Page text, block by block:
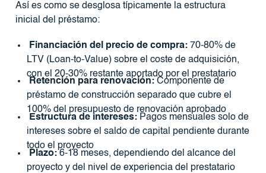
Así es como se desglosa típicamente la estructura
inicial del préstamo:
Financiación del precio de compra:70-80% de
LTV (Loan-to-Value) sobre el coste de adquisición,
con el 20-30% restante aportado por el prestatario
Retención para renovación:Componente de
préstamo de construcción separado que cubre el
100% del presupuesto de renovación aprobado
Estructura de intereses:Pagos mensuales solo de
intereses sobre el saldo de capital pendiente durante
todo el proyecto
Plazo:6-18 meses, dependiendo del alcance del
proyecto y del nivel de experiencia del prestatario